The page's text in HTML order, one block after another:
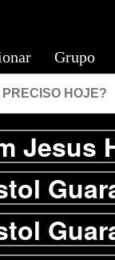
Jesus
Grupo